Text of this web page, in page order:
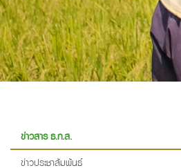
ข่าวสาร ธ.ก.ส.
ข่าวประชาสัมพันธ์